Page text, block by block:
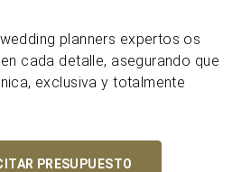
planners expertos os
cada detalle, asegurando que
exclusiva y totalmente
PRESUPUESTO